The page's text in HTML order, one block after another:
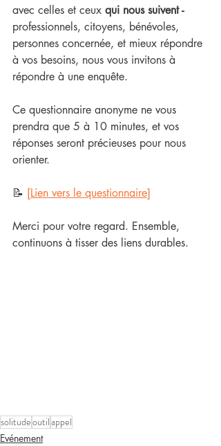
avec celles et ceux qui nous suivent -
professionnels, citoyens, bénévoles,
personnes concernée, et mieux répondre
à vos besoins, nous vous invitons à
répondre à une enquête.
Ce questionnaire anonyme ne vous
prendra que 5 à 10 minutes, et vos
réponses seront précieuses pour nous
orienter.
📝 [Lien vers le questionnaire]
Merci pour votre regard. Ensemble,
continuons à tisser des liens durables.
solitudeoutilappel
Evénement